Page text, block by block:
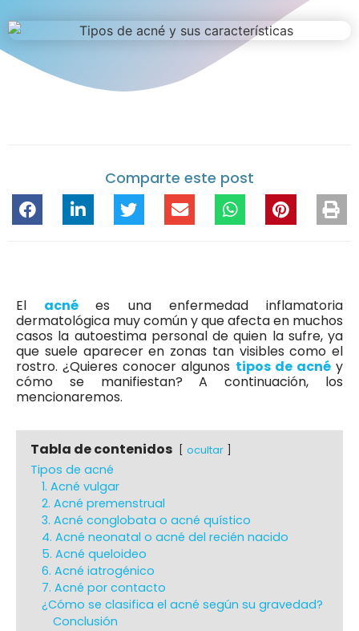
Comparte este post
El acné
es una enfermedad inflamatoria
dermatológica muy común y que afecta en muchos
casos la autoestima personal de quien la sufre, ya
que suele aparecer en zonas tan visibles como el
rostro. ¿Quieres conocer algunos tipos de acnéy
cómo se manifiestan? A continuación, los
mencionaremos.
Tabla de contenidos ocultar
Tipos de acné
1. Acné vulgar
2. Acné premenstrual
3. Acné conglobata o acné quístico
4. Acné neonatal o acné del recién nacido
5. Acné queloideo
6. Acné iatrogénico
7. Acné por contacto
¿Cómo se clasifica el acné según su gravedad?
Conclusión